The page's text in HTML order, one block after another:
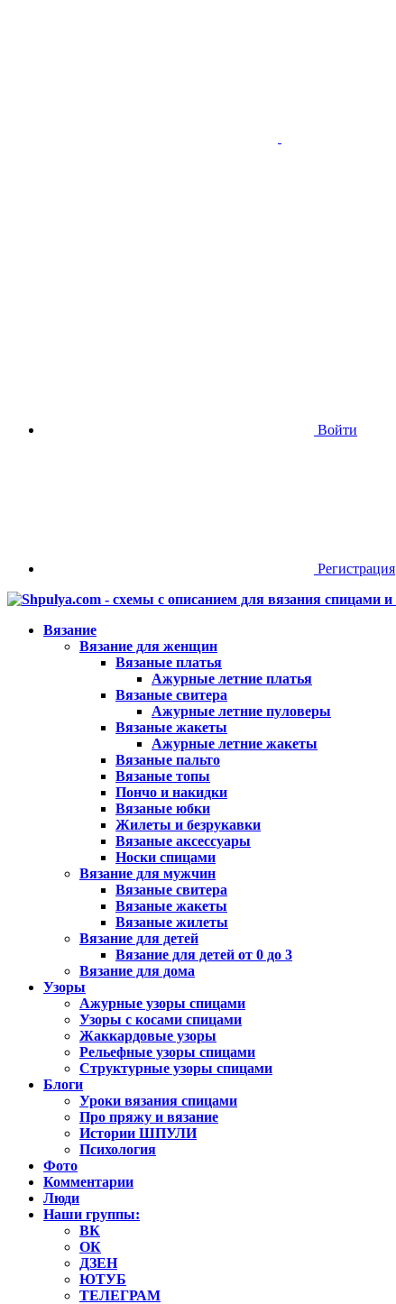
Войти
Регистрация
Вязание
Вязание для женщин
Вязаные платья
Ажурные летние платья
Вязаные свитера
Ажурные летние пуловеры
Вязаные жакеты
Ажурные летние жакеты
Вязаные пальто
Вязаные топы
Пончо и накидки
Вязаные юбки
Жилеты и безрукавки
Вязаные аксессуары
Носки спицами
Вязание для мужчин
Вязаные свитера
Вязаные жакеты
Вязаные жилеты
Вязание для детей
Вязание для детей от 0 до 3
Вязание для дома
Узоры
Ажурные узоры спицами
Узоры с косами спицами
Жаккардовые узоры
Рельефные узоры спицами
Структурные узоры спицами
Блоги
Уроки вязания спицами
Про пряжу и вязание
Истории ШПУЛИ
Психология
Фото
Комментарии
Люди
Наши группы:
ВК
ОК
ДЗЕН
ЮТУБ
ТЕЛЕГРАМ